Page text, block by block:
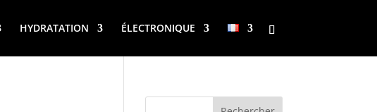
HYDRATATION ÉLECTRONIQUE